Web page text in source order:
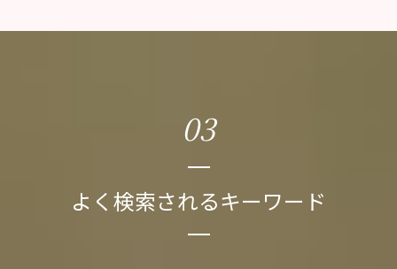
03
よく検索されるキーワード